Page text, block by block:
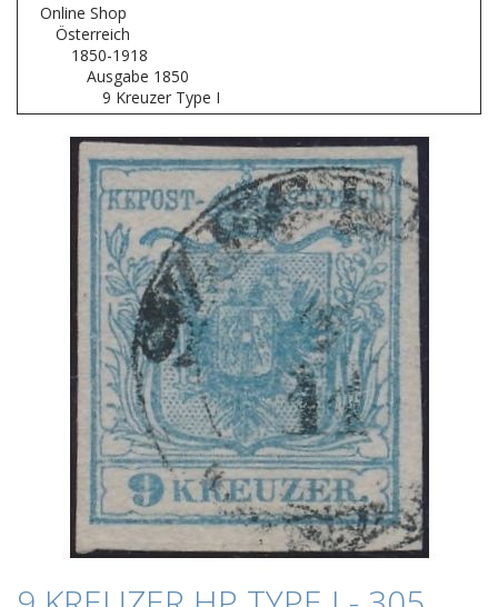
Bildergalerie
Zum
Online Shop
Österreich
1850-1918
Ausgabe 1850
9 Kreuzer Type I